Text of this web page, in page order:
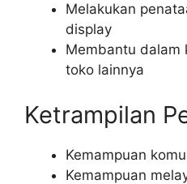
Melakukan
display
Membantu dalam
toko lainnya
Ketrampilan
Kemampuan
Kemampuan